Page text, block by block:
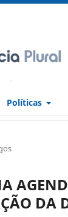
Políticas
DA